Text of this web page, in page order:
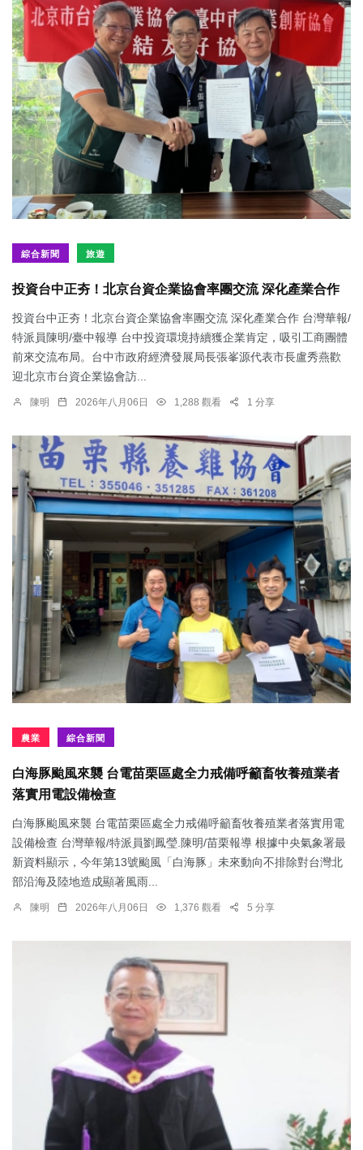
綜合新聞 旅遊
投資台中正夯！北京台資企業協會率團交流 深化產業合作
投資台中正夯！北京台資企業協會率團交流 深化產業合作 台灣華報/
特派員陳明/臺中報導 台中投資環境持續獲企業肯定，吸引工商團體
前來交流布局。台中市政府經濟發展局長張峯源代表市長盧秀燕歡
迎北京市台資企業協會訪...
陳明 2026年八月06日 1,288 觀看 1 分享
農業 綜合新聞
白海豚颱風來襲 台電苗栗區處全力戒備呼籲畜牧養殖業者
落實用電設備檢查
白海豚颱風來襲 台電苗栗區處全力戒備呼籲畜牧養殖業者落實用電
設備檢查 台灣華報/特派員劉鳳瑩.陳明/苗栗報導 根據中央氣象署最
新資料顯示，今年第13號颱風「白海豚」未來動向不排除對台灣北
部沿海及陸地造成顯著風雨...
陳明 2026年八月06日 1,376 觀看 5 分享